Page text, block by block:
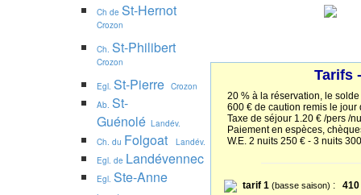
Ch de St-Hernot
Crozon
Ch. St-Philibert
Crozon
Egl. St-Pierre Crozon
Ab. St-
Guénolé Landév.
Ch. du Folgoat
Landév.
Egl. de Landévennec
Egl. Ste-Anne
Tarifs
20 % à la réservation, le
600 € de caution remis le jour
Taxe de séjour 1.20 € /pers /
Paiement en espèces,
W.E. 2 nuits 250 € - 3 nuits
tarif 1 (basse saison) : 410